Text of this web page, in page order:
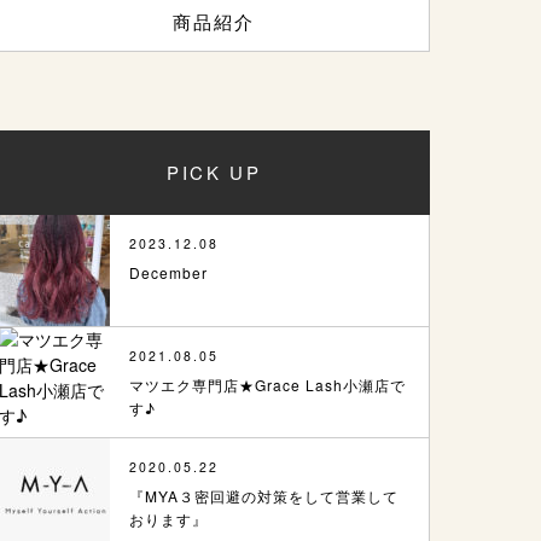
商品紹介
PICK UP
2023.12.08
December
2021.08.05
マツエク専門店★Grace Lash小瀬店で
す♪
2020.05.22
『MYA３密回避の対策をして営業して
おります』